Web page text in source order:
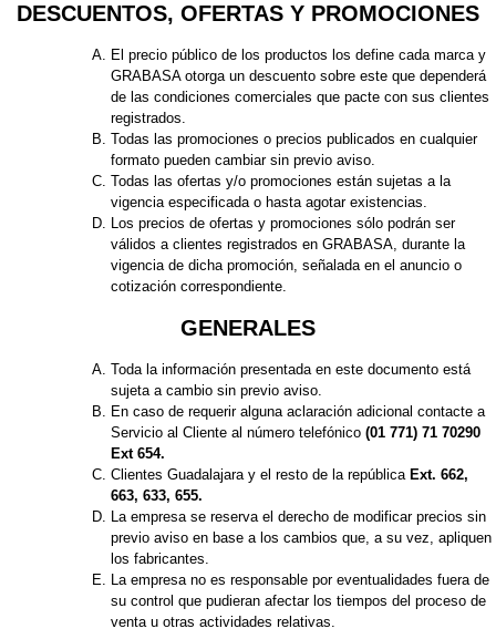
DESCUENTOS, OFERTAS Y PROMOCIONES
El precio público de los productos los define cada marca y
GRABASA otorga un descuento sobre este que dependerá
de las condiciones comerciales que pacte con sus clientes
registrados.
Todas las promociones o precios publicados en cualquier
formato pueden cambiar sin previo aviso.
Todas las ofertas y/o promociones están sujetas a la
vigencia especificada o hasta agotar existencias.
Los precios de ofertas y promociones sólo podrán ser
válidos a clientes registrados en GRABASA, durante la
vigencia de dicha promoción, señalada en el anuncio o
cotización correspondiente.
GENERALES
Toda la información presentada en este documento está
sujeta a cambio sin previo aviso.
En caso de requerir alguna aclaración adicional contacte a
Servicio al Cliente al número telefónico (01 771) 71 70290
Ext 654.
Clientes Guadalajara y el resto de la república Ext. 662,
663, 633, 655.
La empresa se reserva el derecho de modificar precios sin
previo aviso en base a los cambios que, a su vez, apliquen
los fabricantes.
La empresa no es responsable por eventualidades fuera de
su control que pudieran afectar los tiempos del proceso de
venta u otras actividades relativas.